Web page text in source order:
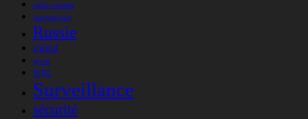
radio-canada
ransomware
Russie
signal
spvm
SQIL
Surveillance
sécurité